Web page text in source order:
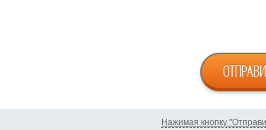
Нажимая кнопку